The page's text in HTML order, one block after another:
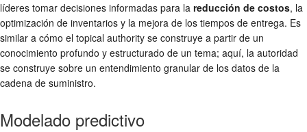
líderes tomar decisiones informadas para la reducción de costos, la
optimización de inventarios y la mejora de los tiempos de entrega. Es
similar a cómo el topical authority se construye a partir de un
conocimiento profundo y estructurado de un tema; aquí, la autoridad
se construye sobre un entendimiento granular de los datos de la
cadena de suministro.
Modelado predictivo